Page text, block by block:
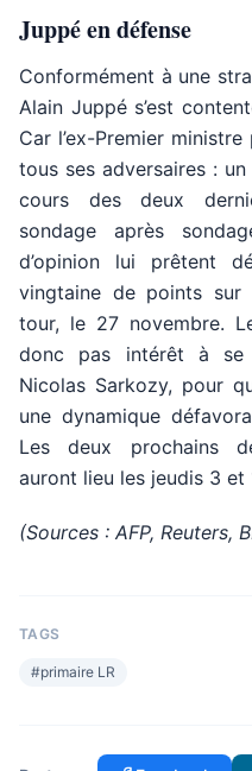
Juppé en défense
Conformément à une
Alain Juppé s’est
Car l’ex-Premier
tous ses adversaires :
cours des deux
sondage après
d’opinion lui prêtent
vingtaine de points sur
tour, le 27 novembre.
donc pas intérêt à se
Nicolas Sarkozy, pour
une dynamique
Les deux prochains
auront lieu les jeudis 3 et
(Sources : AFP, Reuters,
TAGS
#primaire LR